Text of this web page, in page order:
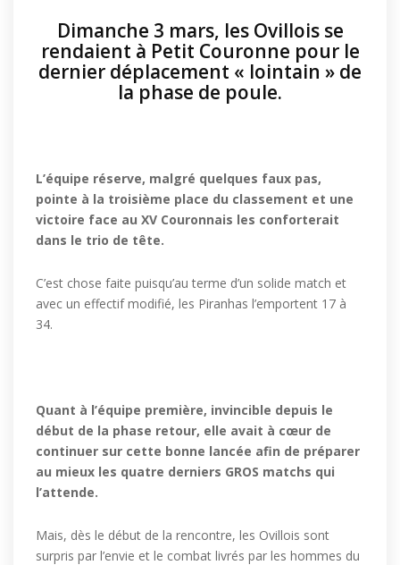
Dimanche 3 mars, les Ovillois se
rendaient à Petit Couronne pour le
dernier déplacement « lointain » de
la phase de poule.
L’équipe réserve, malgré quelques faux pas,
pointe à la troisième place du classement et une
victoire face au XV Couronnais les conforterait
dans le trio de tête.
C’est chose faite puisqu’au terme d’un solide match et
avec un effectif modifié, les Piranhas l’emportent 17 à
34.
Quant à l’équipe première, invincible depuis le
début de la phase retour, elle avait à cœur de
continuer sur cette bonne lancée afin de préparer
au mieux les quatre derniers GROS matchs qui
l’attende.
Mais, dès le début de la rencontre, les Ovillois sont
surpris par l’envie et le combat livrés par les hommes du